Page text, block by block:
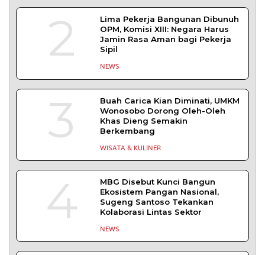
2
Lima Pekerja Bangunan Dibunuh
OPM, Komisi XIII: Negara Harus
Jamin Rasa Aman bagi Pekerja
Sipil
NEWS
3
Buah Carica Kian Diminati, UMKM
Wonosobo Dorong Oleh-Oleh
Khas Dieng Semakin
Berkembang
WISATA & KULINER
4
MBG Disebut Kunci Bangun
Ekosistem Pangan Nasional,
Sugeng Santoso Tekankan
Kolaborasi Lintas Sektor
NEWS